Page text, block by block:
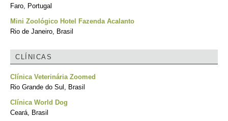
Faro, Portugal
Mini Zoológico Hotel Fazenda Acalanto
Rio de Janeiro, Brasil
CLÍNICAS
Clínica Veterinária Zoomed
Rio Grande do Sul, Brasil
Clínica World Dog
Ceará, Brasil